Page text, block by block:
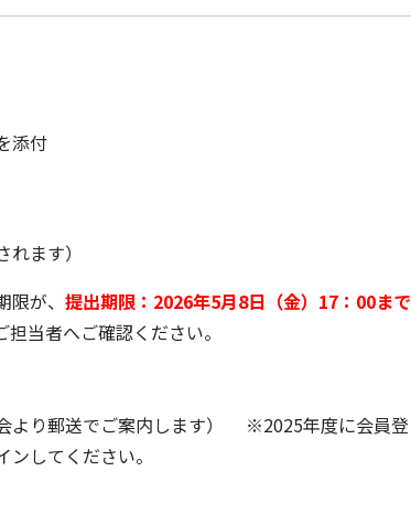
添付
ます）
が、 提出期限：2026年5月8日（金）17：00まで
当者へご確認ください。
より郵送でご案内します） ※2025年度に会員登
してください。